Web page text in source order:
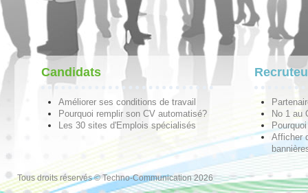
Candidats
Améliorer ses conditions de travail
Pourquoi remplir son CV automatisé?
Les 30 sites d'Emplois spécialisés
No 1 au
Afficher
Tous droits réservés © Techno-Communication 2026